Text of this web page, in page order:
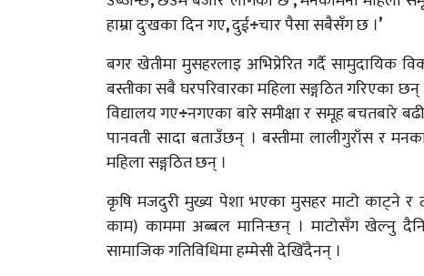
हाम्रा दुःखका दिन गए,दुई÷चार पैसा सबैसँग छ ।’
बगर खेतीमा मुसहरलाइ अभिप्रेरित गर्दै सामुदायिक
बस्तीका सबै घरपरिवारका महिला सङ्गठित गरिएका
विद्यालय गए÷नगएका बारे समीक्षा र समूह बचतबारे
पानवती सादा बताउँछन् । बस्तीमा लालीगुराँस र
महिला सङ्गठित छन् ।
कृषि मजदुरी मुख्य पेशा भएका मुसहर माटो काट्ने र
काम) काममा अब्बल मानिन्छन् । माटोसँग खेल्नु
सामाजिक गतिविधिमा हम्मेसी देखिँदैनन् ।